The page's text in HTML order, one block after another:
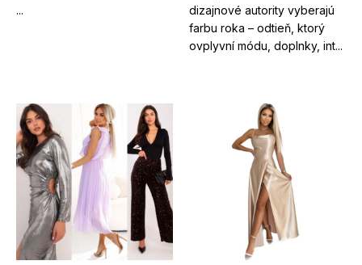
...
dizajnové autority vyberajú
farbu roka – odtieň, ktorý
ovplyvní módu, doplnky, int...